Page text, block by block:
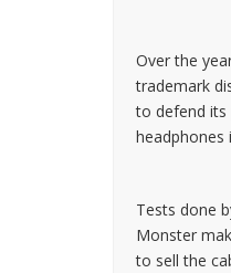
Over the
trademark
to defend its
headphones
Tests done
Monster
to sell the